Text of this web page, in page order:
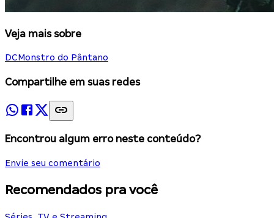
Veja mais sobre
DCMonstro do Pântano
Compartilhe em suas redes
Encontrou algum erro neste conteúdo?
Envie seu comentário
Recomendados pra você